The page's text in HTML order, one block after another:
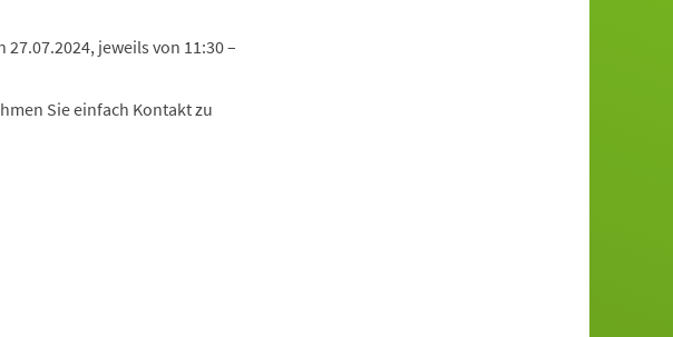
27.07.2024, jeweils von 11:30 –
Sie einfach Kontakt zu